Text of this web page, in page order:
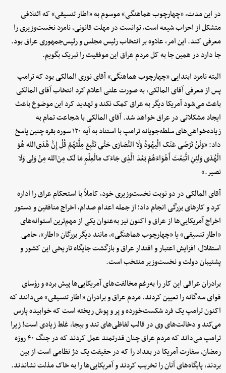
در این مدت، «چهارچوب هماهنگی» موسوم به «اطار تنسیقی» که ائتلافی
متشکل از احزاب شیعه است، توانست در مهلت قانونی، نامزد نخست‌وزیری را
معرفی کند. این امر، علاوه بر انتخاب رئیس مجلس و رئیس‌جمهوری عراق بود.
جا دارد در همین ‌جا به کل مردم عراق این موفقیت را تبریک بگویم.
البته نامزد ابتدایی «چهارچوب هماهنگی» آقای نوری المالکی بود که ترامپ
پس از معرفی آقای المالکی، به صورت علنی اعلام کرد انتخاب آقای المالکی
باعث می‌شود آمریکا دیگر به عراق کمک نکند و تهدید کرد این موضوع باعث
ایجاد مشکلاتی در عراق خواهد شد. آقای المالکی با شجاعت تمام به
زیاده‌خواهی‌های سلطه‌جویانه ترامپ با استناد به آیه ۱۲۰ سوره بقره چنین پاسخ
داد: «وَلَنْ تَرْضَی عَنْک الْیهُودُ وَلَا النَّصَارَی حَتَّی تَتَّبِعَ مِلَّتَهُمْ قُلْ إِنَّ هُدَی‌الله هُوَ
الْهُدَی وَلَئِنِ اتَّبَعْتَ أَهْوَاءَهُمْ بَعْدَ الَّذِی جَاءَک مالْعِلْمِ مَا لَک مِنَ‌الله مِنْ وَلِی وَلَا
نصیر.»
آقای المالکی در دو نوبت نخست‌وزیری خود، کاملاً با استحکام عراق را اداره
کرد و کارهای بزرگی انجام داد؛ از جمله اعدام صدام، اخراج منافقین و دستور
اخراج آمریکایی‌ها از عراق و اکنون نیز به‌عنوان یکی از مهم‌ترین استوانه‌های
«اطار تنسیقی» یا «چهارچوب هماهنگی»، مانند دیگر بزرگان «اطار»، حامی
استقلال، افزایش اعتبار و اقتدار عراق و بازگشت جایگاه تاریخی این کشور و
پشتیبان دولت و نخست‌وزیر منتخب است.
برادران عراقی این کار را به‌رغم مخالفت‌های آمریکایی‌ها پیش برده و رؤسای
قوای سه‌گانه را تعیین کردند. مردم عراق و برادران «اطار تنسیقی» می‌دانند که
اکنون ترامپ یک فرد شکست‌خورده و پر و پوش ریخته است که خوابیده پارس
می‌کند و دخالت‌های وی در قالب لفاظی‌های تند و بیجا، غلط زیادی است! زیرا
ترامپ می‌داند که مردم عراق چنان قدرتمند عمل کردند که در جنگ ۴۰ ‌روزه
رمضان، سفارت آمریکا در بغداد را که در حقیقت یک دژ نظامی است از بین
بردند، پایگاه‌های آنان را تخریب کردند و آمریکایی‌ها را به خاک مذلت نشاندند.